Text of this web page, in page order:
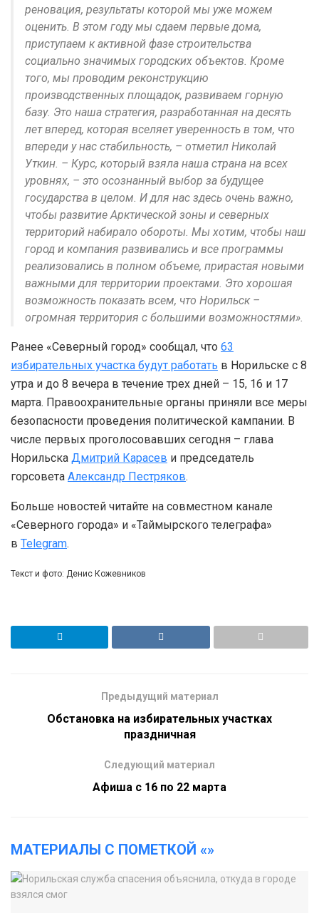
реновация, результаты которой мы уже можем
оценить. В этом году мы сдаем первые дома,
приступаем к активной фазе строительства
социально значимых городских объектов. Кроме
того, мы проводим реконструкцию
производственных площадок, развиваем горную
базу. Это наша стратегия, разработанная на десять
лет вперед, которая вселяет уверенность в том, что
впереди у нас стабильность, – отметил Николай
Уткин. – Курс, который взяла наша страна на всех
уровнях, – это осознанный выбор за будущее
государства в целом. И для нас здесь очень важно,
чтобы развитие Арктической зоны и северных
территорий набирало обороты. Мы хотим, чтобы наш
город и компания развивались и все программы
реализовались в полном объеме, прирастая новыми
важными для территории проектами. Это хорошая
возможность показать всем, что Норильск –
огромная территория с большими возможностями».
Ранее «Северный город» сообщал, что 63
избирательных участка будут работать в Норильске с 8
утра и до 8 вечера в течение трех дней – 15, 16 и 17
марта. Правоохранительные органы приняли все меры
безопасности проведения политической кампании. В
числе первых проголосовавших сегодня – глава
Норильска Дмитрий Карасев и председатель
горсовета Александр Пестряков.
Больше новостей читайте на совместном канале
«Северного города» и «Таймырского телеграфа»
в Telegram.
Текст и фото: Денис Кожевников
Предыдущий материал
Обстановка на избирательных участках
праздничная
Следующий материал
Афиша с 16 по 22 марта
МАТЕРИАЛЫ С ПОМЕТКОЙ «»